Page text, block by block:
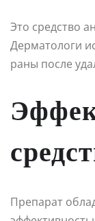
Это средство
Дерматологи
раны после
Препарат